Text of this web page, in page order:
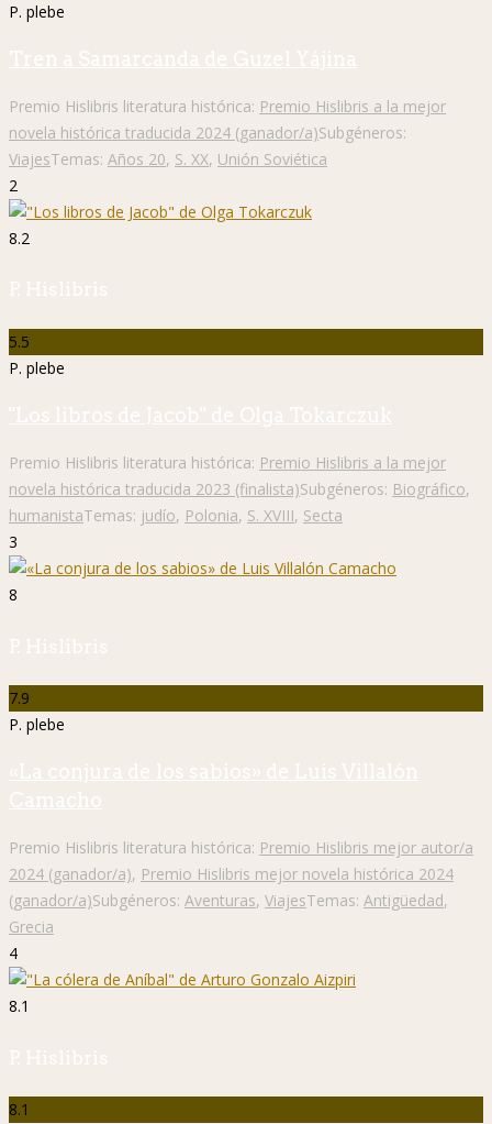
P. plebe
Tren a Samarcanda de Guzel Yájina
Premio Hislibris literatura histórica: Premio Hislibris a la mejor
novela histórica traducida 2024 (ganador/a)Subgéneros:
ViajesTemas: Años 20, S. XX, Unión Soviética
2
8.2
P. Hislibris
5.5
P. plebe
"Los libros de Jacob" de Olga Tokarczuk
Premio Hislibris literatura histórica: Premio Hislibris a la mejor
novela histórica traducida 2023 (finalista)Subgéneros: Biográfico,
humanistaTemas: judío, Polonia, S. XVIII, Secta
3
8
P. Hislibris
7.9
P. plebe
«La conjura de los sabios» de Luis Villalón
Camacho
Premio Hislibris literatura histórica: Premio Hislibris mejor autor/a
2024 (ganador/a), Premio Hislibris mejor novela histórica 2024
(ganador/a)Subgéneros: Aventuras, ViajesTemas: Antigüedad,
Grecia
4
8.1
P. Hislibris
8.1